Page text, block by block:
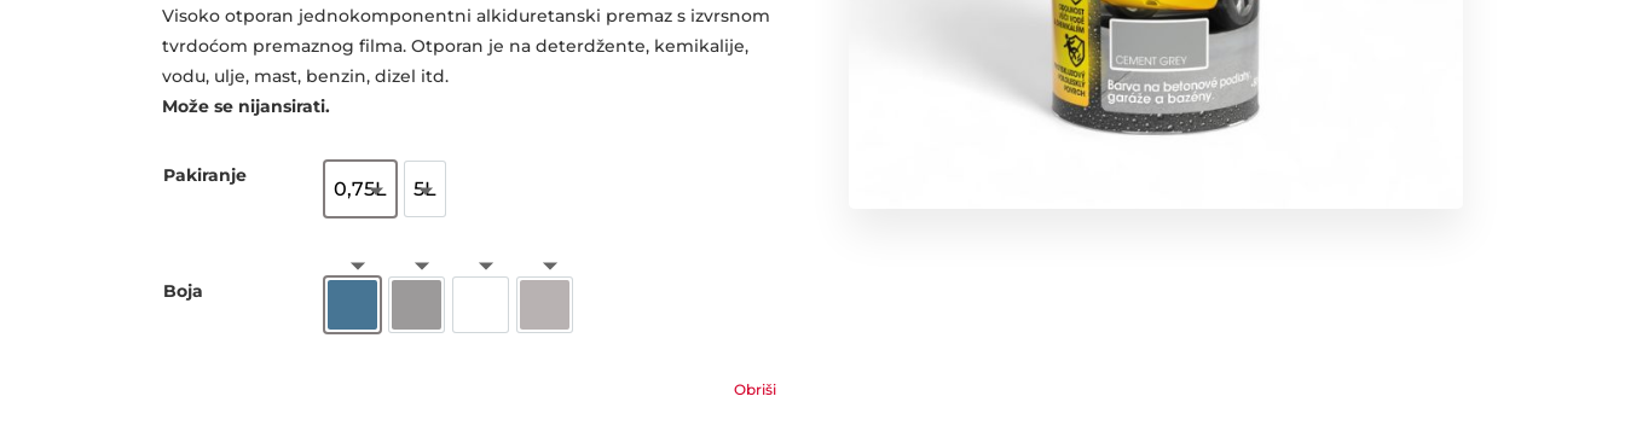
od
18,00 €
Visoko otporan jednokomponentni alkiduretanski premaz s izvrsnom
tvrdoćom premaznog filma. Otporan je na deterdžente, kemikalije,
vodu, ulje, mast, benzin, dizel itd.
Može se nijansirati.
Pakiranje
0,75L
0,75L
5L
Boja
Obriši